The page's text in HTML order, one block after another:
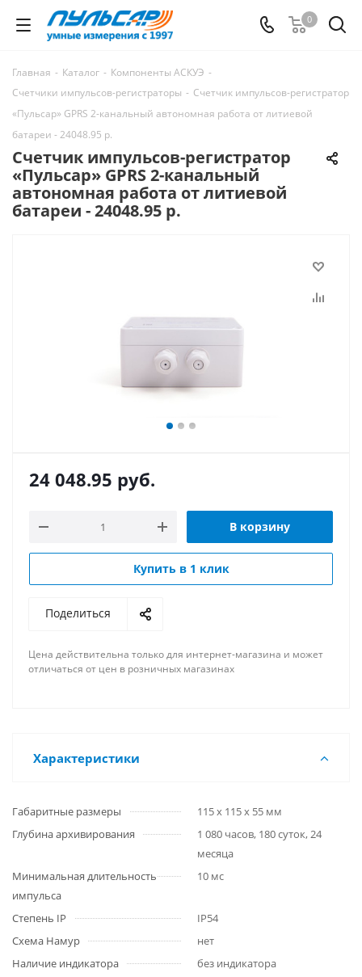
0
Главная - Каталог - Компоненты АСКУЭ -
Счетчики импульсов-регистраторы - Счетчик импульсов-регистратор
«Пульсар» GPRS 2-канальный автономная работа от литиевой
батареи - 24048.95 р.
Счетчик импульсов-регистратор
«Пульсар» GPRS 2-канальный
автономная работа от литиевой
батареи - 24048.95 р.
24 048.95 руб.
В корзину
Купить в 1 клик
Поделиться
Цена действительна только для интернет-магазина и может
отличаться от цен в розничных магазинах
Характеристики
Габаритные размеры
115 x 115 x 55 мм
Глубина архивирования
1 080 часов, 180 суток, 24
месяца
Минимальная длительность
импульса
10 мс
Степень IP
IP54
Схема Намур
нет
Наличие индикатора
без индикатора